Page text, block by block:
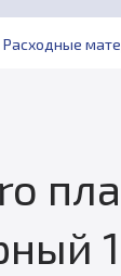
Расходные